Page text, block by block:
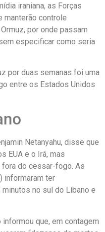
iraniana, as Forças
manterão controle
por onde passam
especificar como seria
por duas semanas foi uma
entre os Estados Unidos
Netanyahu, disse que
EUA e o Irã, mas
do cessar-fogo. As
informaram ter
no sul do Líbano e
que, em contagem